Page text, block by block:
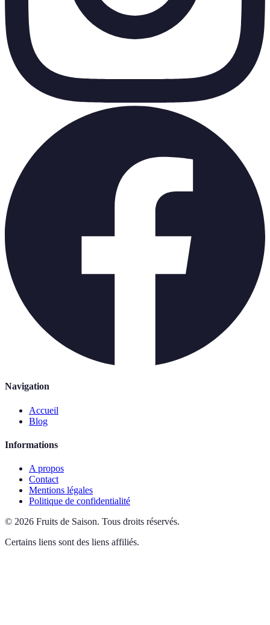
Navigation
Accueil
Blog
Informations
A propos
Contact
Mentions légales
Politique de confidentialité
© 2026 Fruits de Saison. Tous droits réservés.
Certains liens sont des liens affiliés.